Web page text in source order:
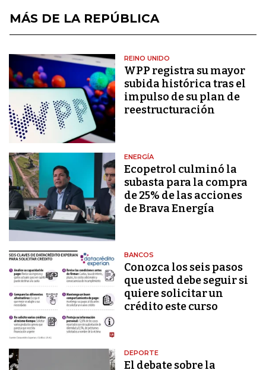
MÁS DE LA REPÚBLICA
REINO UNIDO
WPP registra su mayor
subida histórica tras el
impulso de su plan de
reestructuración
ENERGÍA
Ecopetrol culminó la
subasta para la compra
de 25% de las acciones
de Brava Energía
BANCOS
Conozca los seis pasos
que usted debe seguir si
quiere solicitar un
crédito este curso
DEPORTE
El debate sobre la